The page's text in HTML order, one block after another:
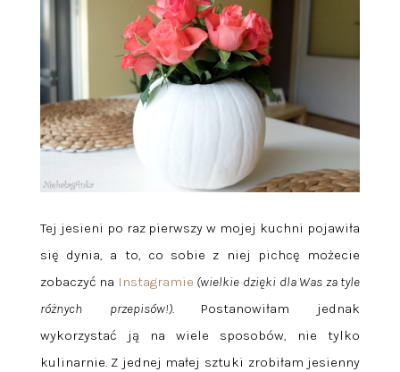
Tej jesieni po raz pierwszy w mojej kuchni pojawiła
się dynia, a to, co sobie z niej pichcę możecie
zobaczyć na Instagramie (wielkie dzięki dla Was za tyle
różnych przepisów!). Postanowiłam jednak
wykorzystać ją na wiele sposobów, nie tylko
kulinarnie. Z jednej małej sztuki zrobiłam jesienny